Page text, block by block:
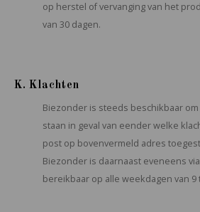
op herstel of vervanging van het
van 30 dagen.
K. Klachten
Biezonder is steeds beschikbaar
staan in geval van eender welke
post op bovenvermeld adres
Biezonder is daarnaast eveneens
bereikbaar op alle weekdagen van 9